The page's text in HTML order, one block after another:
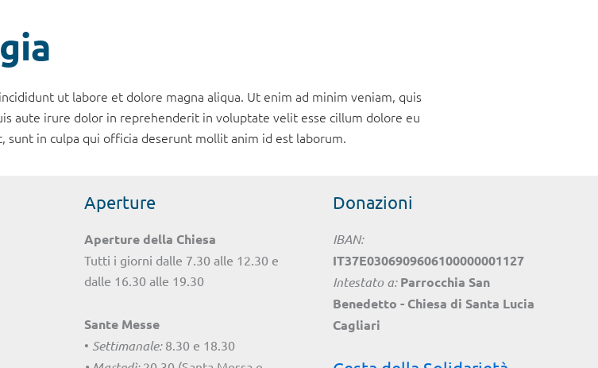
ut labore et dolore magna aliqua. Ut enim ad minim veniam, quis
aute irure dolor in reprehenderit in voluptate velit esse cillum dolore eu
in culpa qui officia deserunt mollit anim id est laborum.
Aperture
Aperture della Chiesa
Tutti i giorni dalle 7.30 alle 12.30 e
dalle 16.30 alle 19.30
Sante Messe
• Settimanale: 8.30 e 18.30
Donazioni
IBAN:
IT37E0306909606100000001127
Intestato a: Parrocchia San
Benedetto - Chiesa di Santa Lucia
Cagliari